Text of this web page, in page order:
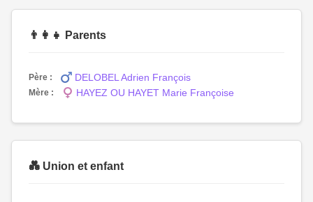
👨‍👩‍👧 Parents
Père : DELOBEL Adrien François
Mère : HAYEZ OU HAYET Marie Françoise
💑 Union et enfant